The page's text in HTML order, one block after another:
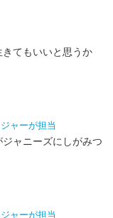
てもいいと思うか
ャーが担当
ャニーズにしがみつ
ャーが担当